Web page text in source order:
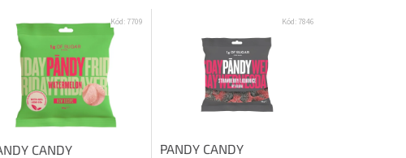
CANDY
Kód: 7709
PANDY CANDY
Kód: 7846